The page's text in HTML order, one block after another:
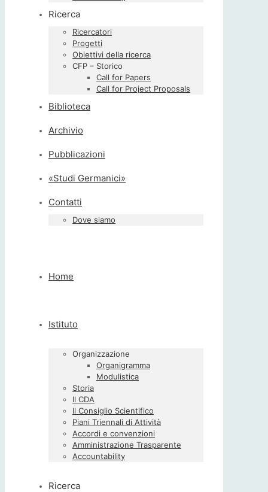
Ricerca
Ricercatori
Progetti
Obiettivi della ricerca
CFP – Storico
Call for Papers
Call for Project Proposals
Biblioteca
Archivio
Pubblicazioni
«Studi Germanici»
Contatti
Dove siamo
Home
Istituto
Organizzazione
Organigramma
Modulistica
Storia
Il CDA
Il Consiglio Scientifico
Piani Triennali di Attività
Accordi e convenzioni
Amministrazione Trasparente
Accountability
Ricerca